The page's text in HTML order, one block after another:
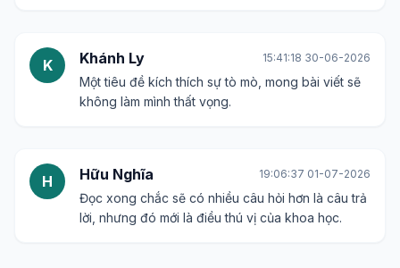
K Khánh Ly 15:41:18 30-06-2026
Một tiêu đề kích thích sự tò mò, mong bài viết sẽ
không làm mình thất vọng.
H Hữu Nghĩa 19:06:37 01-07-2026
Đọc xong chắc sẽ có nhiều câu hỏi hơn là câu trả
lời, nhưng đó mới là điều thú vị của khoa học.